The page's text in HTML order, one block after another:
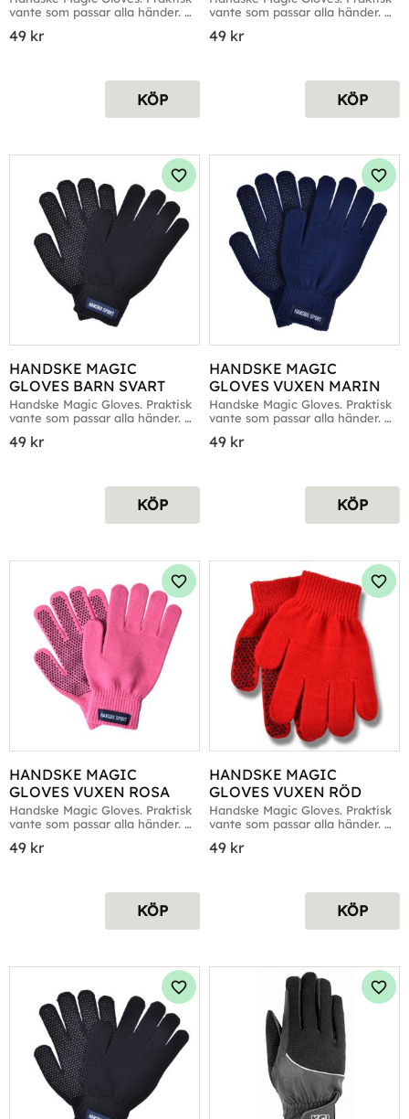
vante som passar alla händer.
49 kr
KÖP
vante som passar alla händer.
49 kr
KÖP
HANDSKE MAGIC
GLOVES BARN SVART
Handske Magic Gloves. Praktisk
vante som passar alla händer.
49 kr
Lägg till i favoriter
KÖP
HANDSKE MAGIC
GLOVES VUXEN MARIN
Handske Magic Gloves. Praktisk
vante som passar alla händer.
49 kr
KÖP
HANDSKE MAGIC
GLOVES VUXEN ROSA
Handske Magic Gloves. Praktisk
vante som passar alla händer.
49 kr
Lägg till i favoriter
KÖP
HANDSKE MAGIC
GLOVES VUXEN RÖD
Handske Magic Gloves. Praktisk
vante som passar alla händer.
49 kr
KÖP
Lägg till i favoriter